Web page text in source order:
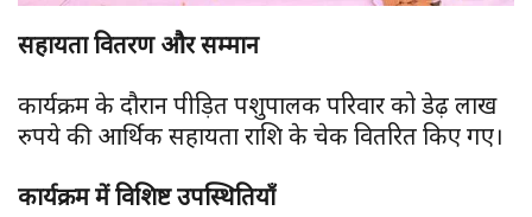
सहायता वितरण और सम्मान
कार्यक्रम के दौरान पीड़ित पशुपालक परिवार को डेढ़ लाख
रुपये की आर्थिक सहायता राशि के चेक वितरित किए गए।
कार्यक्रम में विशिष्ट उपस्थितियाँ